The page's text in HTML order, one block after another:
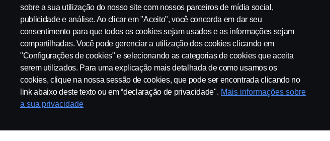
Aviso Legal Declaração de Privacidade Contato Tabela de emissões
Configurações de cookies
sobre a sua utilização do nosso site com nossos parceiros de mídia social,
publicidade e análise. Ao clicar em "Aceito", você concorda em dar seu
consentimento para que todos os cookies sejam usados e as informações sejam
compartilhadas. Você pode gerenciar a utilização dos cookies clicando em
"Configurações de cookies" e selecionando as categorias de cookies que aceita
serem utilizados. Para uma explicação mais detalhada de como usamos os
cookies, clique na nossa sessão de cookies, que pode ser encontrada clicando no
link abaixo deste texto ou em “declaração de privacidade". Mais informações sobre
a sua privacidade